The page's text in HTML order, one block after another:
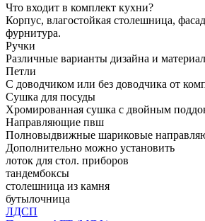
Что входит в комплект кухни?
Корпус, влагостойкая столешница,
фурнитура.
Ручки
Различные варианты дизайна и
Петли
С доводчиком или без доводчика от
Сушка для посуды
Хромированная сушка с двойным
Направляющие пвш
Полновыдвижные шариковые
Дополнительно можно установить
лоток для стол. приборов
тандембоксы
столешница из камня
бутылочница
ЛДСП